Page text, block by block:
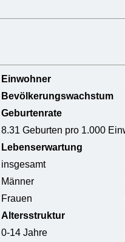
Einwohner
Bevölkerungswachstum
Geburtenrate
8.31 Geburten pro 1.000
Lebenserwartung
insgesamt
Männer
Frauen
Altersstruktur
0-14 Jahre